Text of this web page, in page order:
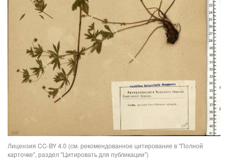
Лицензия CC-BY 4.0 (см. рекомендованное цитирование в "Полной
карточке", раздел "Цитировать для публикации")